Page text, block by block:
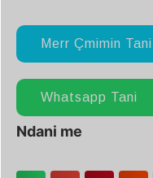
Merr Çmimin Tani
Whatsapp Tani
Ndani me